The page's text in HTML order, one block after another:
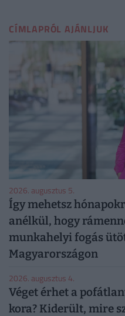
CÍMLAPRÓL AJÁNLJUK
2026. augusztus 5.
Így mehetsz
anélkül, hogy
munkahelyi fogás
Magyarországon
2026. augusztus 4.
Véget érhet a
kora? Kiderült, mire